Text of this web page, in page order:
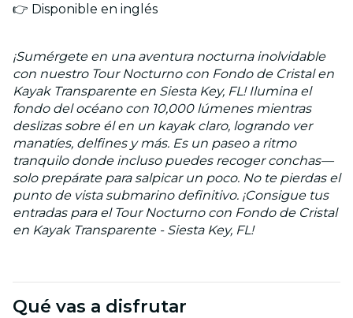
👉 Disponible en inglés
¡Sumérgete en una aventura nocturna inolvidable
con nuestro Tour Nocturno con Fondo de Cristal en
Kayak Transparente en Siesta Key, FL! Ilumina el
fondo del océano con 10,000 lúmenes mientras
deslizas sobre él en un kayak claro, logrando ver
manatíes, delfines y más. Es un paseo a ritmo
tranquilo donde incluso puedes recoger conchas—
solo prepárate para salpicar un poco. No te pierdas el
punto de vista submarino definitivo. ¡Consigue tus
entradas para el Tour Nocturno con Fondo de Cristal
en Kayak Transparente - Siesta Key, FL!
Qué vas a disfrutar